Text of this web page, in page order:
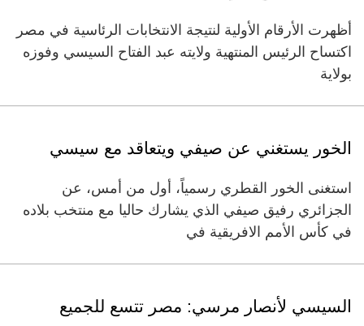
أظهرت الأرقام الأولية لنتيجة الانتخابات الرئاسية في مصر
اكتساح الرئيس المنتهية ولايته عبد الفتاح السيسي وفوزه
بولاية
الخور يستغني عن صيفي ويتعاقد مع سيسي
استغنى الخور القطري رسمياً، أول من أمس، عن
الجزائري رفيق صيفي الذي يشارك حاليا مع منتخب بلاده
في كأس الأمم الافريقية في
السيسي لأنصار مرسي: مصر تتسع للجميع